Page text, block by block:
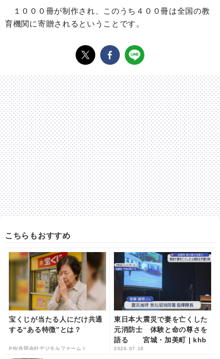
１０００冊が制作され、このうち４００冊は全国の教
育機関に寄贈されるということです。
こちらもおすすめ
宝くじが当たる人にだけ共通
する“ある特徴”とは？
PR(合同会社デジタルファーム )
東日本大震災で妻を亡くした
元消防士 体験と命の尊さを
語る 宮城・加美町 | khb
東日本放送
2026.07.18